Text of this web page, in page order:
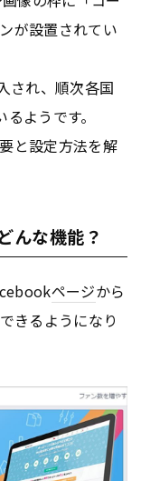
が設置されてい
され、順次各国
ようです。
と設定方法を解
んな機能？
ページから
きるようになり